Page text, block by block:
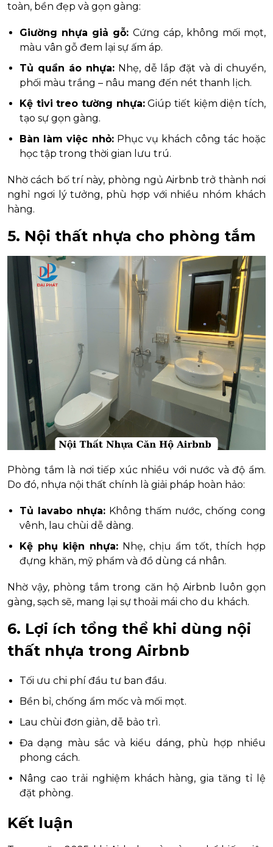
toàn, bền đẹp và gọn gàng:
Giường nhựa giả gỗ: Cứng cáp, không mối mọt,
màu vân gỗ đem lại sự ấm áp.
Tủ quần áo nhựa:Nhẹ, dễ lắp đặt và di chuyển,
phối màu trắng – nâu mang đến nét thanh lịch.
Kệ tivi treo tường nhựa:Giúp tiết kiệm diện tích,
tạo sự gọn gàng.
Bàn làm việc nhỏ:Phục vụ khách công tác hoặc
học tập trong thời gian lưu trú.
Nhờ cách bố trí này, phòng ngủ Airbnb trở thành nơi
nghỉ ngơi lý tưởng, phù hợp với nhiều nhóm khách
hàng.
5. Nội thất nhựa cho phòng tắm
Phòng tắm là nơi tiếp xúc nhiều với nước và độ ẩm.
Do đó, nhựa nội thất chính là giải pháp hoàn hảo:
Tủ lavabo nhựa:Không thấm nước, chống cong
vênh, lau chùi dễ dàng.
Kệ phụ kiện nhựa: Nhẹ, chịu ẩm tốt, thích hợp
đựng khăn, mỹ phẩm và đồ dùng cá nhân.
Nhờ vậy, phòng tắm trong căn hộ Airbnb luôn gọn
gàng, sạch sẽ, mang lại sự thoải mái cho du khách.
6. Lợi ích tổng thể khi dùng nội
thất nhựa trong Airbnb
Tối ưu chi phí đầu tư ban đầu.
Bền bỉ, chống ẩm mốc và mối mọt.
Lau chùi đơn giản, dễ bảo trì.
Đa dạng màu sắc và kiểu dáng, phù hợp nhiều
phong cách.
Nâng cao trải nghiệm khách hàng, gia tăng tỉ lệ
đặt phòng.
Kết luận